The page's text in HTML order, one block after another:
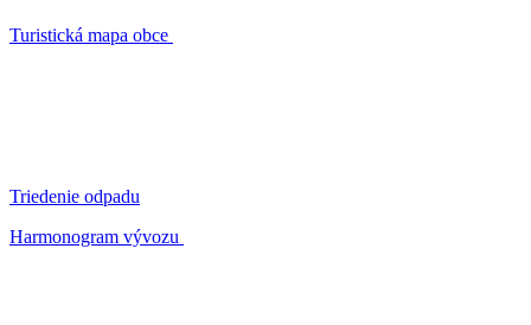
Turistická mapa obce
Triedenie odpadu
Harmonogram vývozu